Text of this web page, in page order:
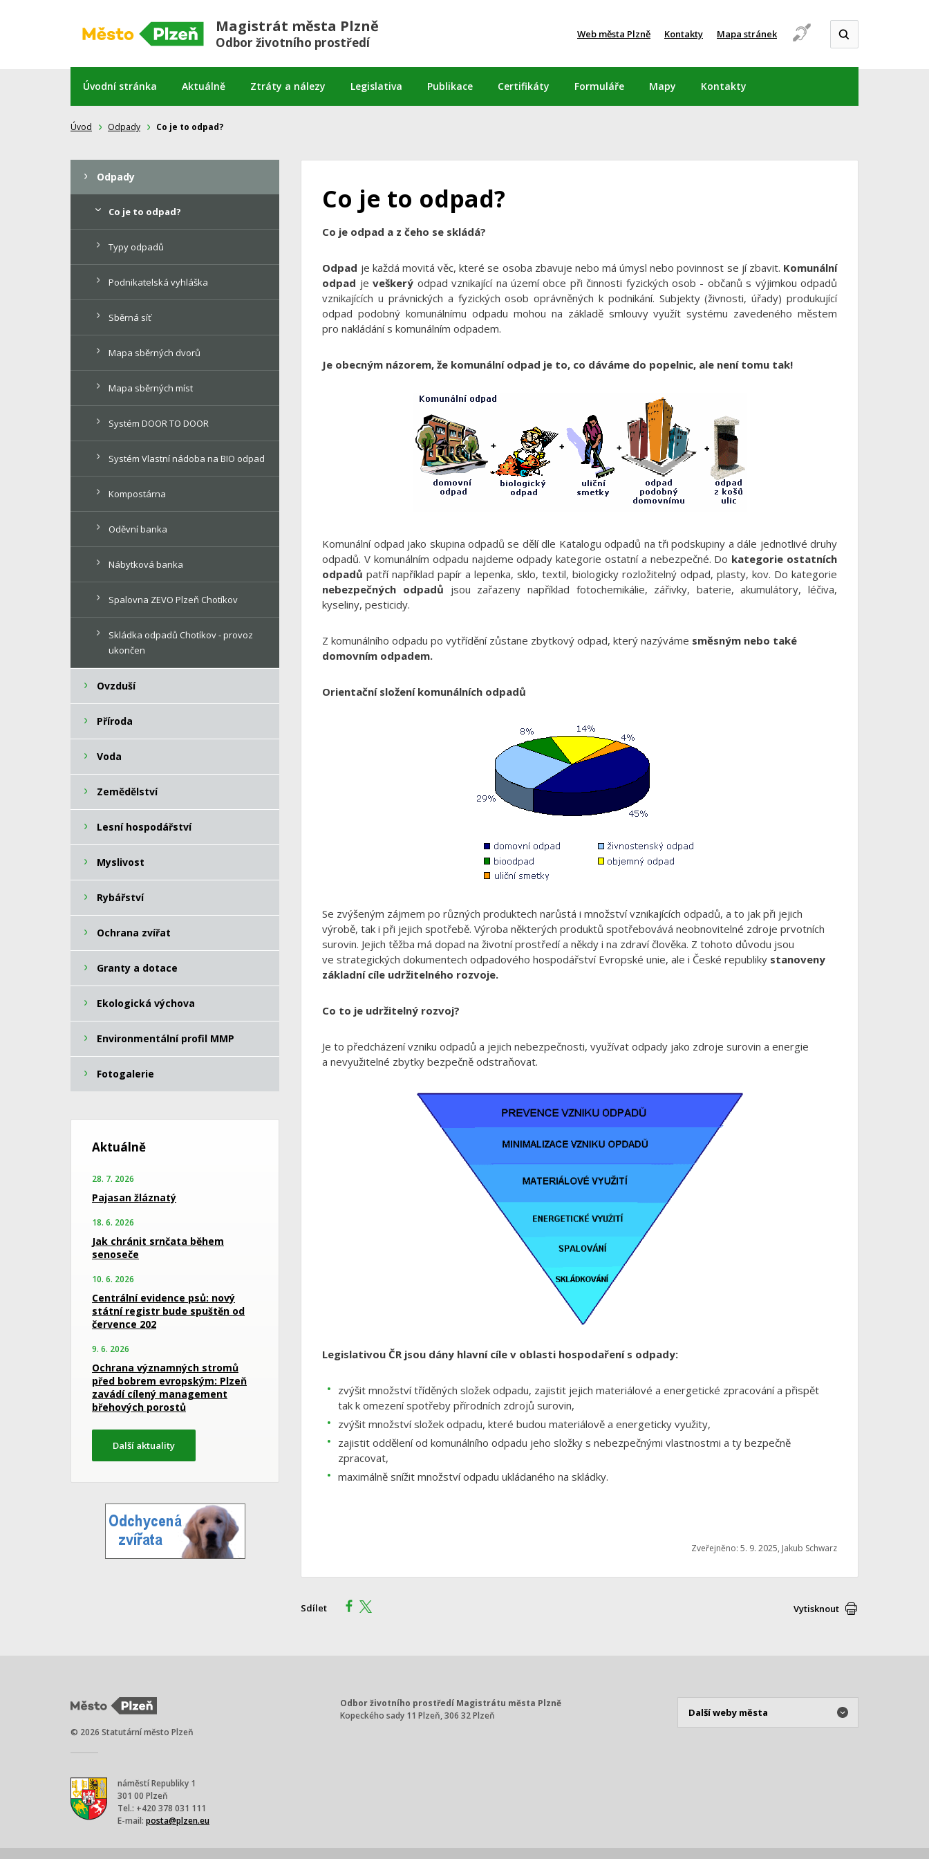
Magistrát města Plzně
Odbor životního prostředí
Web města Plzně Kontakty Mapa stránek
Úvodní stránka Aktuálně Ztráty a nálezy Legislativa Publikace Certifikáty Formuláře Mapy Kontakty
Úvod Odpady Co je to odpad?
Co je to odpad?
Co je odpad a z čeho se skládá?
Odpad je každá movitá věc, které se osoba zbavuje nebo má úmysl nebo povinnost se jí zbavit. Komunální
odpad jeveškerý odpad vznikající na území obce při činnosti fyzických osob - občanů s výjimkou odpadů
vznikajících u právnických a fyzických osob oprávněných k podnikání. Subjekty (živnosti, úřady) produkující
odpad podobný komunálnímu odpadu mohou na základě smlouvy využít systému zavedeného městem
pro nakládání s komunálním odpadem.
Je obecným názorem, že komunální odpad je to, co dáváme do popelnic, ale není tomu tak!
Komunální odpad jako skupina odpadů se dělí dle Katalogu odpadů na tři podskupiny a dále jednotlivé druhy
odpadů. V komunálním odpadu najdeme odpady kategorie ostatní a nebezpečné. Do kategorie ostatních
odpadů patří například papír a lepenka, sklo, textil, biologicky rozložitelný odpad, plasty, kov. Do kategorie
nebezpečných odpadů jsou zařazeny například fotochemikálie, zářivky, baterie, akumulátory, léčiva,
kyseliny, pesticidy.
Z komunálního odpadu po vytřídění zůstane zbytkový odpad, který nazýváme směsným nebo také
domovním odpadem.
Orientační složení komunálních odpadů
Se zvýšeným zájmem po různých produktech narůstá i množství vznikajících odpadů, a to jak při jejich
výrobě, tak i při jejich spotřebě. Výroba některých produktů spotřebovává neobnovitelné zdroje prvotních
surovin. Jejich těžba má dopad na životní prostředí a někdy i na zdraví člověka. Z tohoto důvodu jsou
ve strategických dokumentech odpadového hospodářství Evropské unie, ale i České republiky stanoveny
základní cíle udržitelného rozvoje.
Co to je udržitelný rozvoj?
Je to předcházení vzniku odpadů a jejich nebezpečnosti, využívat odpady jako zdroje surovin a energie
a nevyužitelné zbytky bezpečně odstraňovat.
Legislativou ČR jsou dány hlavní cíle v oblasti hospodaření s odpady:
zvýšit množství tříděných složek odpadu, zajistit jejich materiálové a energetické zpracování a přispět
tak k omezení spotřeby přírodních zdrojů surovin,
zvýšit množství složek odpadu, které budou materiálově a energeticky využity,
zajistit oddělení od komunálního odpadu jeho složky s nebezpečnými vlastnostmi a ty bezpečně
zpracovat,
maximálně snížit množství odpadu ukládaného na skládky.
Zveřejněno: 5. 9. 2025, Jakub Schwarz
Sdílet Vytisknout
Odpady
Co je to odpad?
Typy odpadů
Podnikatelská vyhláška
Sběrná síť
Mapa sběrných dvorů
Mapa sběrných míst
Systém DOOR TO DOOR
Systém Vlastní nádoba na BIO odpad
Kompostárna
Oděvní banka
Nábytková banka
Spalovna ZEVO Plzeň Chotíkov
Skládka odpadů Chotíkov - provoz
ukončen
Ovzduší
Příroda
Voda
Zemědělství
Lesní hospodářství
Myslivost
Rybářství
Ochrana zvířat
Granty a dotace
Ekologická výchova
Environmentální profil MMP
Fotogalerie
Aktuálně
28. 7. 2026
Pajasan žláznatý
18. 6. 2026
Jak chránit srnčata během
senoseče
10. 6. 2026
Centrální evidence psů: nový
státní registr bude spuštěn od
července 202
9. 6. 2026
Ochrana významných stromů
před bobrem evropským: Plzeň
zavádí cílený management
břehových porostů
Další aktuality
Odbor životního prostředí Magistrátu města Plzně
Kopeckého sady 11 Plzeň, 306 32 Plzeň
© 2026 Statutární město Plzeň
náměstí Republiky 1
301 00 Plzeň
Tel.: +420 378 031 111
E-mail: posta@plzen.eu